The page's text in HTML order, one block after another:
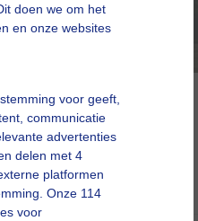
doen we om het
en onze websites
voor geeft,
communicatie
advertenties
delen met 4
platformen
Onze 114
voor
2026, 13x bekeken